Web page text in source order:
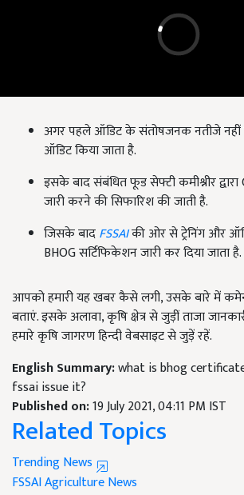
अगर पहले ऑडिट के संतोषजनक नतीजे नहीं
ऑडिट किया जाता है.
इसके बाद संबंधित फूड सेफ्टी कमीश्नीर
जारी करने की सिफारिश की जाती है.
जिसके बादFSSAIकी ओर से ट्रेनिंग और
BHOG सर्टिफिकेशन जारी कर दिया जाता है.
आपको हमारी यह खबर कैसे लगी, उसके बारे में
बताएं. इसके अलावा, कृषि क्षेत्र से जुड़ीं ताजा
हमारे कृषि जागरण हिन्दी वेबसाइट से जुड़ें रहें.
English Summary:what is bhog
fssai issue it?
Published on:19 July 2021, 04:11 PM IST
Related Topics
Trending News
FSSAIAgriculture News